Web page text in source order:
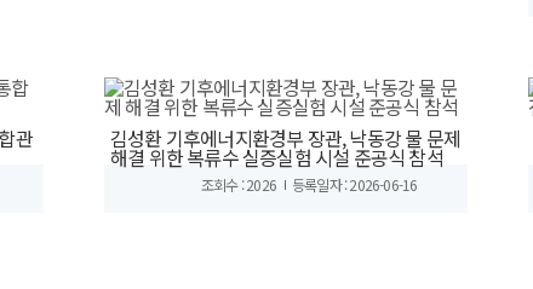
관 김성환 기후에너지환경부 장관, 낙동강 물 문제
해결 위한 복류수 실증실험 시설 준공식 참석
조회수 : 2026 등록일자 : 2026-06-16